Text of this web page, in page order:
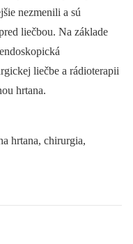
nezmenili a sú
liečbou. Na základe
liečbe a rádioterapii
hrtana.
hrtana, chirurgia,